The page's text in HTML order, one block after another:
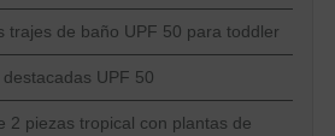
trajes de baño UPF 50 para toddler
UPF 50
2 piezas tropical con plantas de